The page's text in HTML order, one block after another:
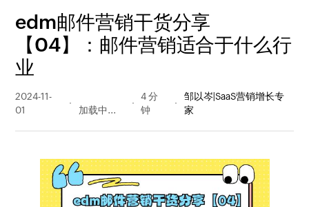
edm邮件营销干货分享
【04】：邮件营销适合于什么行
业
2024-11-
01
量
4 分
钟
邹以岑|SaaS营销增长专
家